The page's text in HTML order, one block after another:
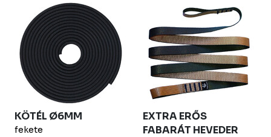
KÖTÉL Ø6MM
fekete
EXTRA ERŐS
FABARÁT HEVEDER